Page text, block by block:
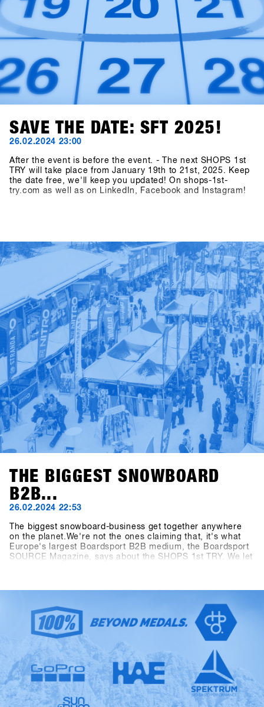
SAVE THE DATE: SFT 2025!
26.02.2024 23:00
After the event is before the event. - The next SHOPS 1st
TRY will take place from January 19th to 21st, 2025. Keep
the date free, we'll keep you updated! On shops-1st-
try.com as well as on LinkedIn, Facebook and Instagram!
THE BIGGEST SNOWBOARD
B2B...
26.02.2024 22:53
The biggest snowboard-business get together anywhere
on the planet.We're not the ones claiming that, it's what
Europe's largest Boardsport B2B medium, the Boardsport
SOURCE Magazine, says about the SHOPS 1st TRY. We let
during the three-day event. Last but not least, the
dimensions of the outdoor area measuring 2400 square
meters and the indoor area measuring 1548 square meters
have as well outperformed all "Pre-Corona" figures. The
SFT is back, bigger, better and stronger than ever before,
now known as "Clearly the biggest snowboard-business
get together anywhere on the planet.